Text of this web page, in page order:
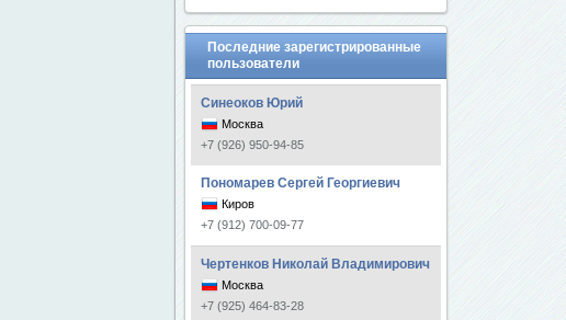
Последние зарегистрированные
пользователи
Синеоков Юрий
Москва
+7 (926) 950-94-85
Пономарев Сергей Георгиевич
Киров
+7 (912) 700-09-77
Чертенков Николай Владимирович
Москва
+7 (925) 464-83-28